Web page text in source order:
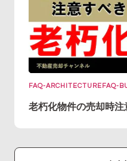
FAQ-ARCHITECTURE FAQ-
老朽化物件の売却時注